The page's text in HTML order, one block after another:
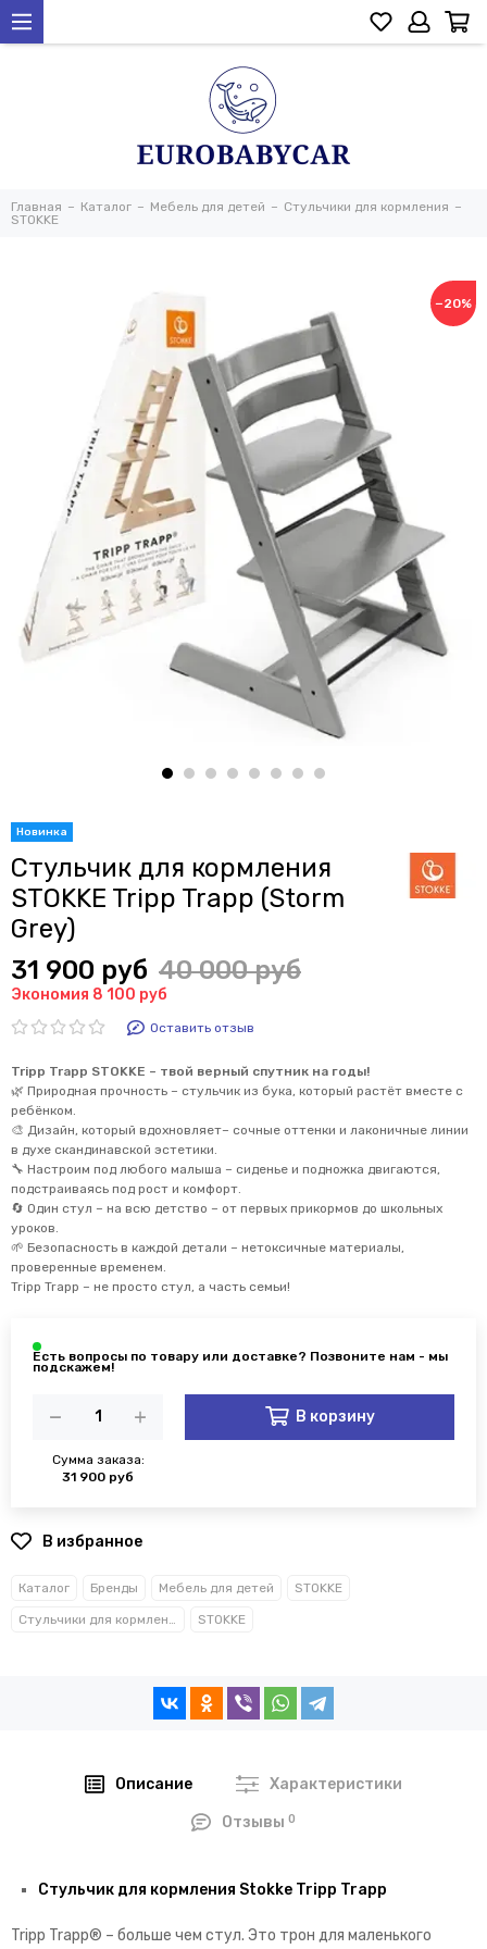
Главная Каталог Мебель для детей
Стульчики для кормления
STOKKE
−20%
Стульчик для кормления
STOKKE Tripp Trapp (Storm
Grey)
31 900 руб 40 000 руб
Экономия 8 100 руб
Оставить отзыв
Tripp Trapp STOKKE – твой верный спутник на годы!
🌿 Природная прочность – стульчик из бука, который растёт вместе с
ребёнком.
🎨 Дизайн, который вдохновляет– сочные оттенки и лаконичные линии
в духе скандинавской эстетики.
🔧 Настроим под любого малыша – сиденье и подножка двигаются,
подстраиваясь под рост и комфорт.
🔄 Один стул – на всю детство – от первых прикормов до школьных
уроков.
🌱 Безопасность в каждой детали – нетоксичные материалы,
проверенные временем.
Tripp Trapp – не просто стул, а часть семьи!
Сумма заказа:
31 900 руб
В корзину
В избранное
Каталог Бренды Мебель для детей STOKKE
Стульчики для кормления STOKKE
Описание Характеристики
Отзывы0
Стульчик для кормления Stokke Tripp Trapp
Tripp Trapp® – больше чем стул. Это трон для маленького